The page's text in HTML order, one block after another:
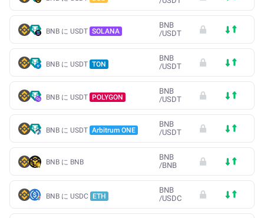
BNB に USDT SOLANA
BNB
/USDT
BNB に USDT TON
BNB
/USDT
BNB に USDT POLYGON
BNB
/USDT
BNB に USDT Arbitrum ONE
BNB
/USDT
BNB に BNB
BNB
/BNB
BNB に USDC ETH
BNB
/USDC